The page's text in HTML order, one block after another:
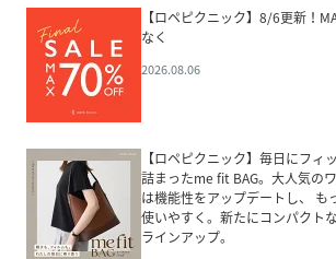
【ロペピクニック】8/6更新！
なく
2026.08.06
【ロペピクニック】毎日にフィ
詰まったme fit BAG。大人気の
は機能性をアップデートし、 も
使いやすく。新たにコンパクト
ラインアップ。